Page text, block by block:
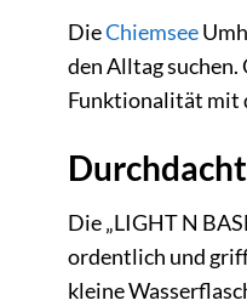
DieChiemsee
den Alltag
Funktionalität mit
Die „LIGHT N
ordentlich und
kleine